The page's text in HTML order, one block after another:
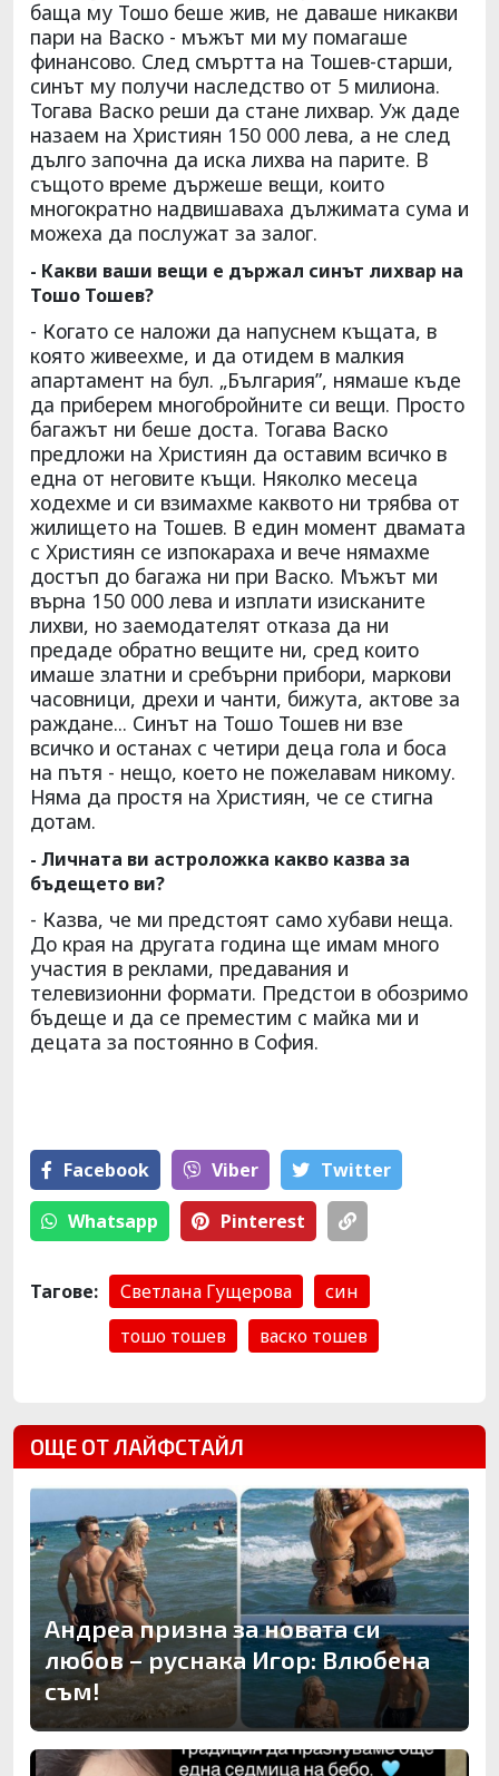
баща му Тошо беше жив, не даваше никакви
пари на Васко - мъжът ми му помагаше
финансово. След смъртта на Тошев-старши,
синът му получи наследство от 5 милиона.
Тогава Васко реши да стане лихвар. Уж даде
назаем на Християн 150 000 лева, а не след
дълго започна да иска лихва на парите. В
същото време държеше вещи, които
многократно надвишаваха дължимата сума и
можеха да послужат за залог.
- Какви ваши вещи е държал синът лихвар на
Тошо Тошев?
- Когато се наложи да напуснем къщата, в
която живеехме, и да отидем в малкия
апартамент на бул. „България”, нямаше къде
да приберем многобройните си вещи. Просто
багажът ни беше доста. Тогава Васко
предложи на Християн да оставим всичко в
една от неговите къщи. Няколко месеца
ходехме и си взимахме каквото ни трябва от
жилището на Тошев. В един момент двамата
с Християн се изпокараха и вече нямахме
достъп до багажа ни при Васко. Мъжът ми
върна 150 000 лева и изплати изисканите
лихви, но заемодателят отказа да ни
предаде обратно вещите ни, сред които
имаше златни и сребърни прибори, маркови
часовници, дрехи и чанти, бижута, актове за
раждане... Синът на Тошо Тошев ни взе
всичко и останах с четири деца гола и боса
на пътя - нещо, което не пожелавам никому.
Няма да простя на Християн, че се стигна
дотам.
- Личната ви астроложка какво казва за
бъдещето ви?
- Казва, че ми предстоят само хубави неща.
До края на другата година ще имам много
участия в реклами, предавания и
телевизионни формати. Предстои в обозримо
бъдеще и да се преместим с майка ми и
децата за постоянно в София.
Facebook Viber Тwitter
Whatsapp Pinterest
Тагове: Светлана Гущерова
син
тошо тошев
васко тошев
ОЩЕ ОТ ЛАЙФСТАЙЛ
Андреа призна за новата си
любов – руснака Игор: Влюбена
съм!